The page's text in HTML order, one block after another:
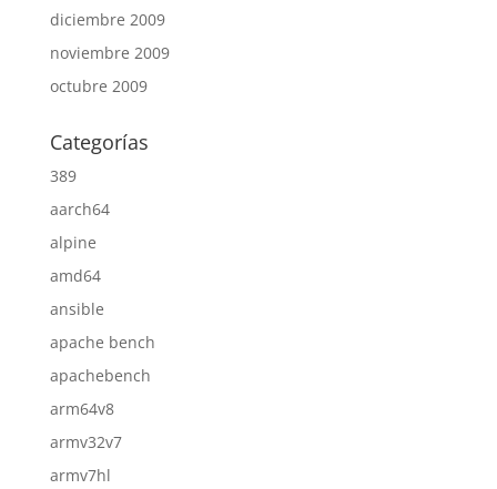
diciembre 2009
noviembre 2009
octubre 2009
Categorías
389
aarch64
alpine
amd64
ansible
apache bench
apachebench
arm64v8
armv32v7
armv7hl